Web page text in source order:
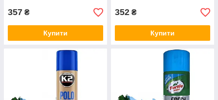
357 ₴
Купити
352 ₴
Купити